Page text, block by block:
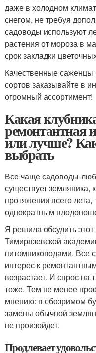
даже в холодном
снегом, не требуя
садоводы используют
растения от мороза в
срок закладки
Качественные саженцы
сортов заказывайте в
огромный ассортимент!
Какая
ремонтантная
или лучше?
выбрать
Все чаще садоводы-
существует земляника,
протяжении всего
однократным
Я решила обсудить
Тимирязевской
питомниководами. Все
интерес к
возрастает. И спрос на
тоже. Тем не менее
мнению: в обозримом
замены обычной
не произойдет.
Продлевает